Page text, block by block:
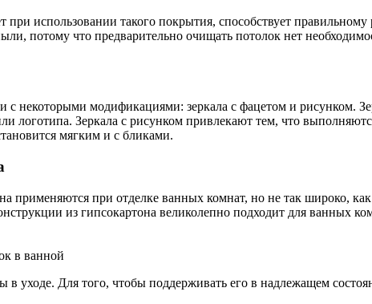
при использовании такого покрытия, способствует
потому что предварительно очищать потолок нет
с некоторыми модификациями: зеркала с фацетом и рисунком.
логотипа. Зеркала с рисунком привлекают тем, что
мягким и с бликами.
применяются при отделке ванных комнат, но не так широко,
из гипсокартона великолепно подходит для ванных
в ванной
в уходе. Для того, чтобы поддерживать его в надлежащем